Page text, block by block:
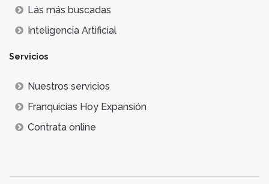
Lás más buscadas
Inteligencia Artificial
Servicios
Nuestros servicios
Franquicias Hoy Expansión
Contrata online